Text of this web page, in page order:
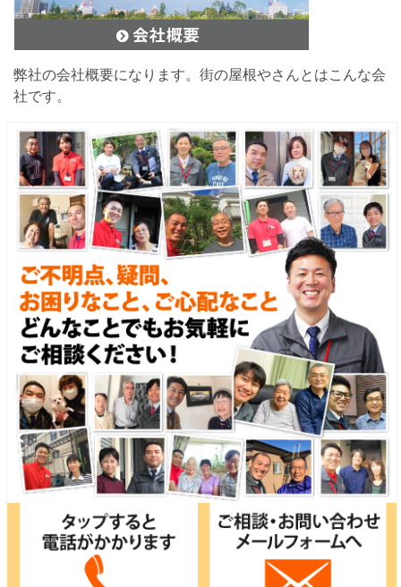
弊社の会社概要になります。街の屋根やさんとはこんな会
社です。